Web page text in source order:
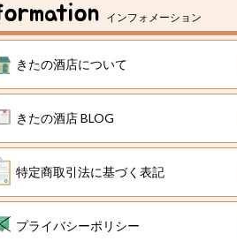
インフォメーション
きたの酒店について
きたの酒店 BLOG
特定商取引法に基づく表記
プライバシーポリシー